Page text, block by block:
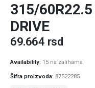
315/60R22.5
DRIVE
69.664 rsd
Availability: 15 na zalihama
Šifra proizvoda: 87522285